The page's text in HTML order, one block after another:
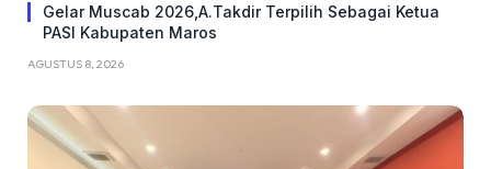
Gelar Muscab 2026,A.Takdir Terpilih Sebagai Ketua
PASI Kabupaten Maros
AGUSTUS 8, 2026